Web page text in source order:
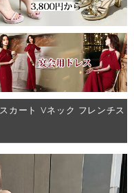
カート Vネック フレンチス